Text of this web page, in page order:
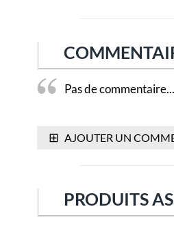
Pas de commentaire...
⊞ AJOUTER UN
PRODUITS